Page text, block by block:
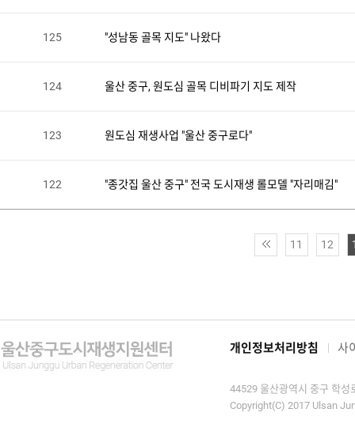
125 "성남동 골목 지도" 나왔다
124 울산 중구, 원도심 골목 디비파기 지도 제작
123 원도심 재생사업 "울산 중구로다"
122 "종갓집 울산 중구" 전국 도시재생 롤모델 "자리매김"
11 12
개인정보처리방침 사
44529 울산광역시 중구 학
Copyright(C) 2017 Ulsan